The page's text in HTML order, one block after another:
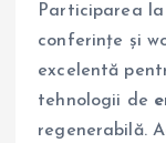
Participarea la
conferințe și
excelentă
tehnologii de
regenerabilă.